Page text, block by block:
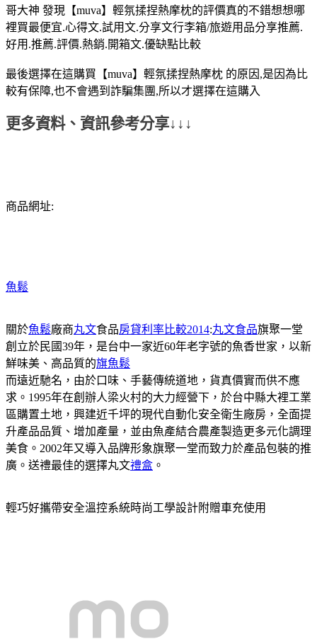
哥大神 發現【muva】輕氛揉捏熱摩枕的評價真的不錯想想哪
裡買最便宜.心得文.試用文.分享文行李箱/旅遊用品分享推薦.
好用.推薦.評價.熱銷.開箱文.優缺點比較
最後選擇在這購買【muva】輕氛揉捏熱摩枕 的原因,是因為比
較有保障,也不會遇到詐騙集團,所以才選擇在這購入
更多資料、資訊參考分享↓↓↓
商品網址:
魚鬆
關於魚鬆廠商丸文食品房貸利率比較2014:丸文食品旗聚一堂
創立於民國39年，是台中一家近60年老字號的魚香世家，以新
鮮味美、高品質的旗魚鬆
而遠近馳名，由於口味、手藝傳統道地，貨真價實而供不應
求。1995年在創辦人梁火村的大力經營下，於台中縣大裡工業
區購置土地，興建近千坪的現代自動化安全衛生廠房，全面提
升產品品質、增加產量，並由魚產結合農產製造更多元化調理
美食。2002年又導入品牌形象旗聚一堂而致力於產品包裝的推
廣。送禮最佳的選擇丸文禮盒 。
輕巧好攜帶安全溫控系統時尚工學設計附贈車充使用